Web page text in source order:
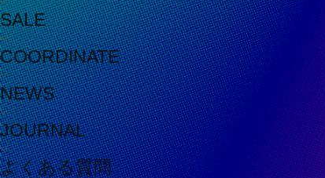
SALE
COORDINATE
NEWS
JOURNAL
よくある質問